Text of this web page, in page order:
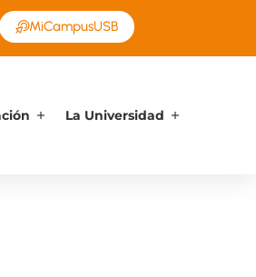
MiCampusUSB
La Universidad